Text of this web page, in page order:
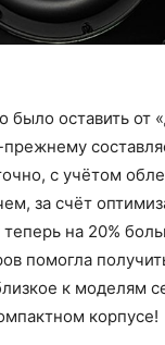
было оставить от
с учётом
за счёт
теперь на 20%
помогла
к моделям
корпусе!